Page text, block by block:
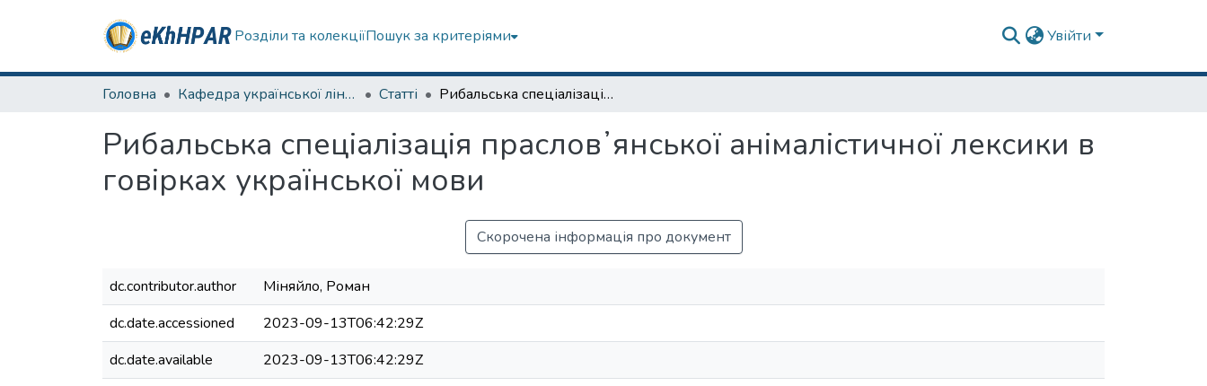
Розділи та колекціїПошук за критеріями Увійти
Головна Кафедра української лінгвістики, літератури та методики навчання Статті Рибальська спеціалізація прасловʼянської анімалістичної лексики в говірках української мови
Рибальська спеціалізація прасловʼянської анімалістичної лексики в
говірках української мови
Скорочена інформація про документ
dc.contributor.author
Міняйло, Роман
dc.date.accessioned
2023-09-13T06:42:29Z
dc.date.available
2023-09-13T06:42:29Z